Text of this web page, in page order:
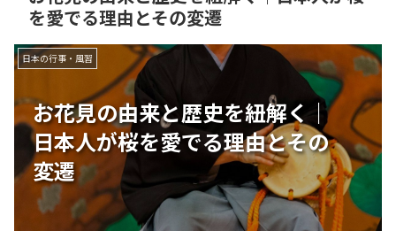
を愛でる理由とその変遷
お花見の由来と歴史を紐解く｜
日本人が桜を愛でる理由とその
変遷
日本の行事・風習